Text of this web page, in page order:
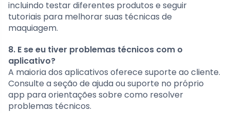
incluindo testar diferentes produtos e seguir
tutoriais para melhorar suas técnicas de
maquiagem.
8. E se eu tiver problemas técnicos com o
aplicativo?
A maioria dos aplicativos oferece suporte ao cliente.
Consulte a seção de ajuda ou suporte no próprio
app para orientações sobre como resolver
problemas técnicos.